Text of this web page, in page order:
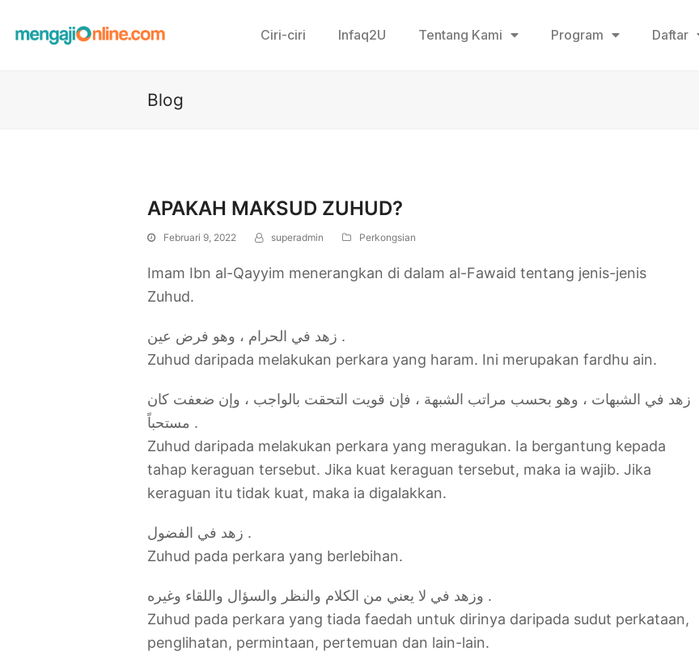
Ciri-ciri Infaq2U Tentang Kami Program Daftar
Blog
APAKAH MAKSUD ZUHUD?
Februari 9, 2022 superadmin Perkongsian
Imam Ibn al-Qayyim menerangkan di dalam al-Fawaid tentang jenis-jenis
Zuhud.
زهد في الحرام ، وهو فرض عين .
Zuhud daripada melakukan perkara yang haram. Ini merupakan fardhu ain.
زهد في الشبهات ، وهو بحسب مراتب الشبهة ، فإن قويت التحقت بالواجب ، وإن ضعفت كان
مستحباً .
Zuhud daripada melakukan perkara yang meragukan. Ia bergantung kepada
tahap keraguan tersebut. Jika kuat keraguan tersebut, maka ia wajib. Jika
keraguan itu tidak kuat, maka ia digalakkan.
زهد في الفضول .
Zuhud pada perkara yang berlebihan.
وزهد في لا يعني من الكلام والنظر والسؤال واللقاء وغيره .
Zuhud pada perkara yang tiada faedah untuk dirinya daripada sudut perkataan,
penglihatan, permintaan, pertemuan dan lain-lain.